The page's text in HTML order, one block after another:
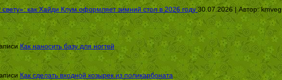
как Хайди Клум оформляет зимний стол в 2026 году 30.07.2026 | Автор:kmveg
Как наносить базу для ногтей
Как сделать входной козырек из поликарбоната